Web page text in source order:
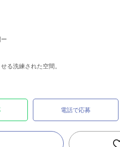
る洗練された空間。
電話で応募